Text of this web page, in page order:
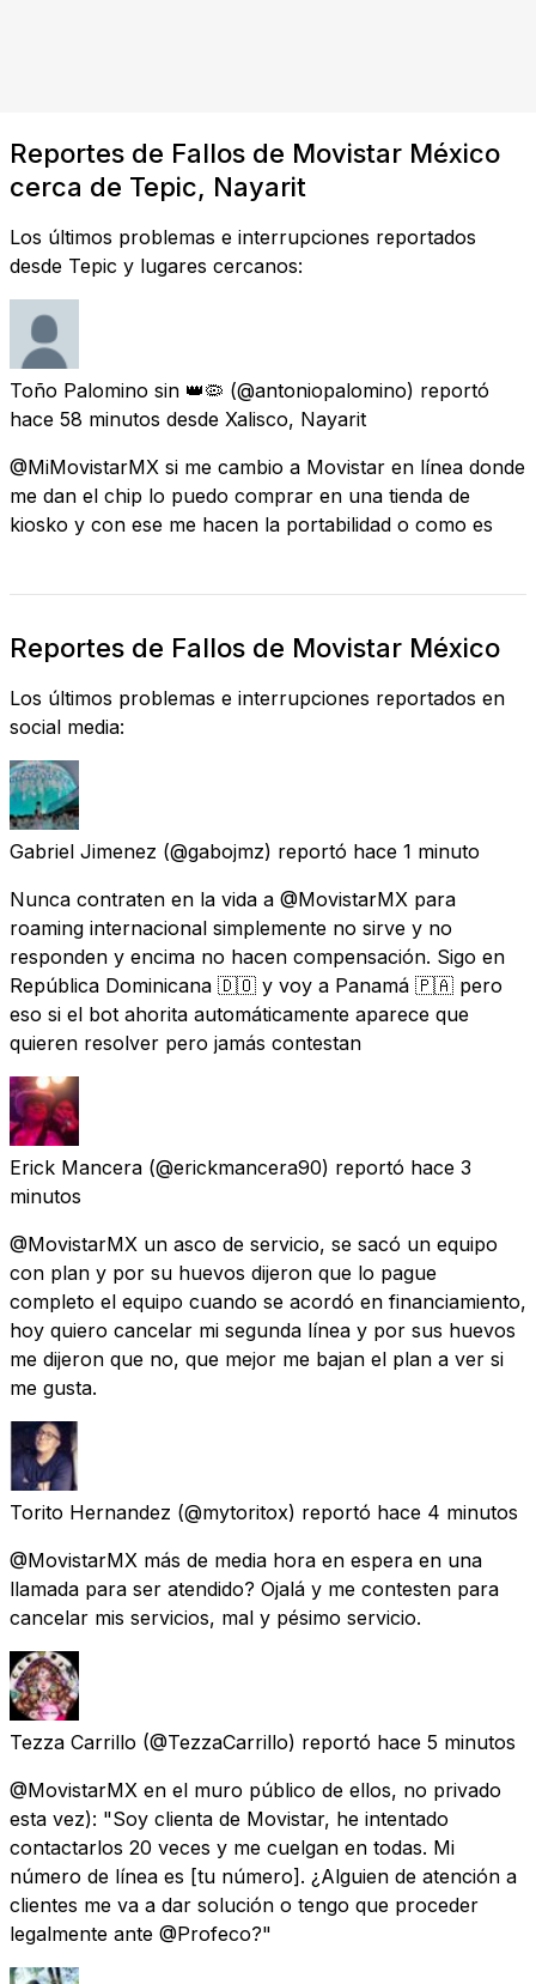
Reportes de Fallos de Movistar México
cerca de Tepic, Nayarit
Los últimos problemas e interrupciones reportados
desde Tepic y lugares cercanos:
Toño Palomino sin 👑🦠 (@antoniopalomino) reportó
hace 58 minutos desde Xalisco, Nayarit
@MiMovistarMX si me cambio a Movistar en línea donde
me dan el chip lo puedo comprar en una tienda de
kiosko y con ese me hacen la portabilidad o como es
Reportes de Fallos de Movistar México
Los últimos problemas e interrupciones reportados en
social media:
Gabriel Jimenez (@gabojmz) reportó hace 1 minuto
Nunca contraten en la vida a @MovistarMX para
roaming internacional simplemente no sirve y no
responden y encima no hacen compensación. Sigo en
República Dominicana 🇩🇴 y voy a Panamá 🇵🇦 pero
eso si el bot ahorita automáticamente aparece que
quieren resolver pero jamás contestan
Erick Mancera (@erickmancera90) reportó hace 3
minutos
@MovistarMX un asco de servicio, se sacó un equipo
con plan y por su huevos dijeron que lo pague
completo el equipo cuando se acordó en financiamiento,
hoy quiero cancelar mi segunda línea y por sus huevos
me dijeron que no, que mejor me bajan el plan a ver si
me gusta.
Torito Hernandez (@mytoritox) reportó hace 4 minutos
@MovistarMX más de media hora en espera en una
llamada para ser atendido? Ojalá y me contesten para
cancelar mis servicios, mal y pésimo servicio.
Tezza Carrillo (@TezzaCarrillo) reportó hace 5 minutos
@MovistarMX en el muro público de ellos, no privado
esta vez): "Soy clienta de Movistar, he intentado
contactarlos 20 veces y me cuelgan en todas. Mi
número de línea es [tu número]. ¿Alguien de atención a
clientes me va a dar solución o tengo que proceder
legalmente ante @Profeco?"